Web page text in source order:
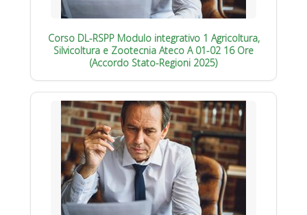
Corso DL-RSPP Modulo integrativo 1 Agricoltura,
Silvicoltura e Zootecnia Ateco A 01-02 16 Ore
(Accordo Stato-Regioni 2025)